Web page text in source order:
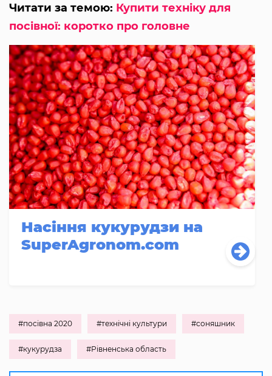
Читати за темою: Купити техніку для
посівної: коротко про головне
Насіння кукурудзи на
SuperAgronom.com
#посівна 2020 #технічні культури #соняшник
#кукурудза #Рівненська область